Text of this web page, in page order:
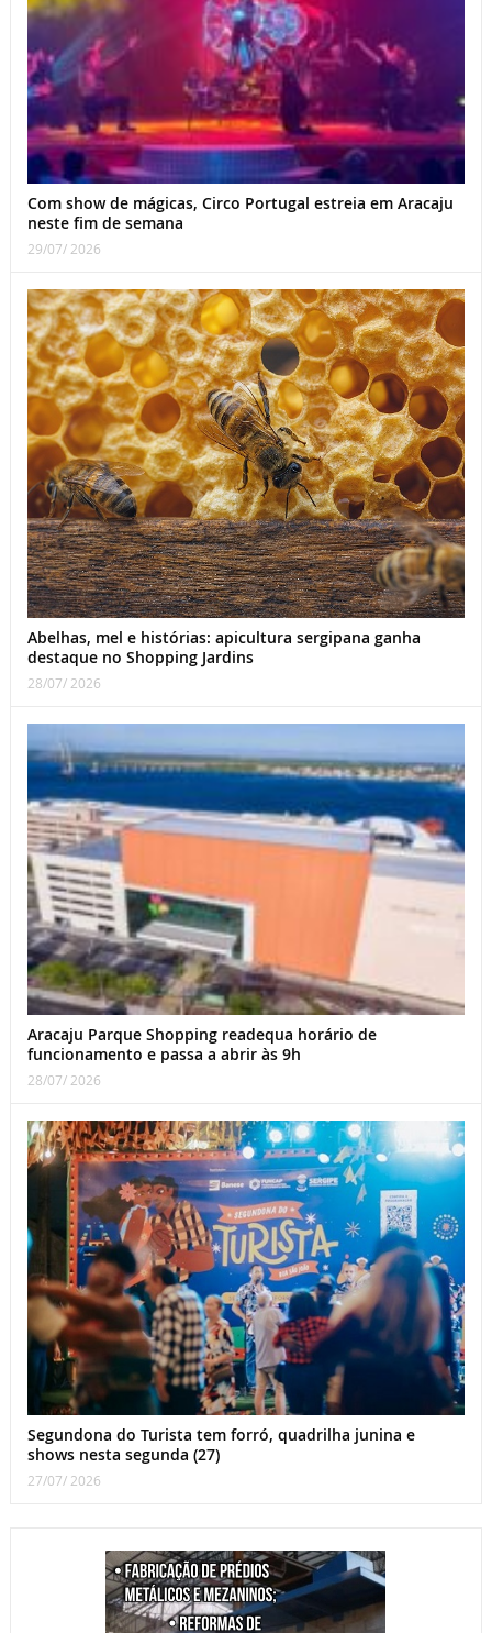
Com show de mágicas, Circo Portugal estreia em Aracaju
neste fim de semana
29/07/ 2026
Abelhas, mel e histórias: apicultura sergipana ganha
destaque no Shopping Jardins
28/07/ 2026
Aracaju Parque Shopping readequa horário de
funcionamento e passa a abrir às 9h
28/07/ 2026
Segundona do Turista tem forró, quadrilha junina e
shows nesta segunda (27)
27/07/ 2026